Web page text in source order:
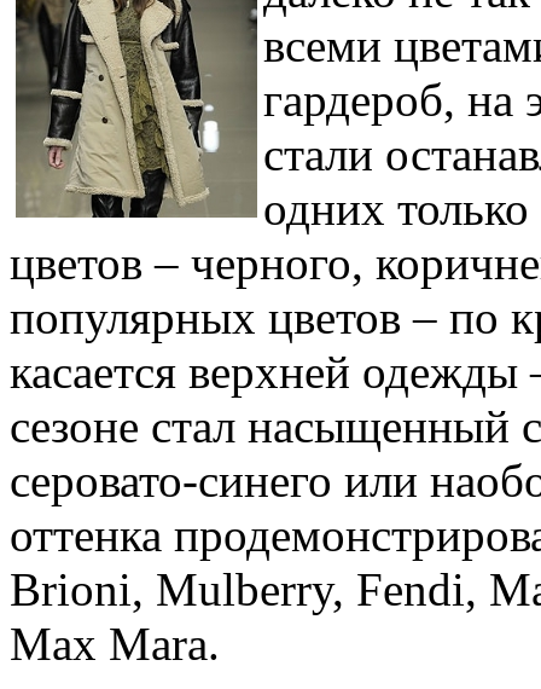
всеми
гардероб, на
стали
одних
цветов – черного,
популярных цветов – по
касается верхней
сезоне стал насыщенный
серовато-синего или
оттенка
Brioni, Mulberry, Fendi,
Max Mara.